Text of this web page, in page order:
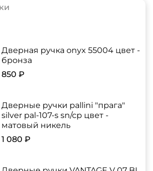
Дверная ручка onyx 55004 цвет -
бронза
850 ₽
Дверные ручки pallini "прага"
silver pal-107-s sn/cp цвет -
матовый никель
1 080 ₽